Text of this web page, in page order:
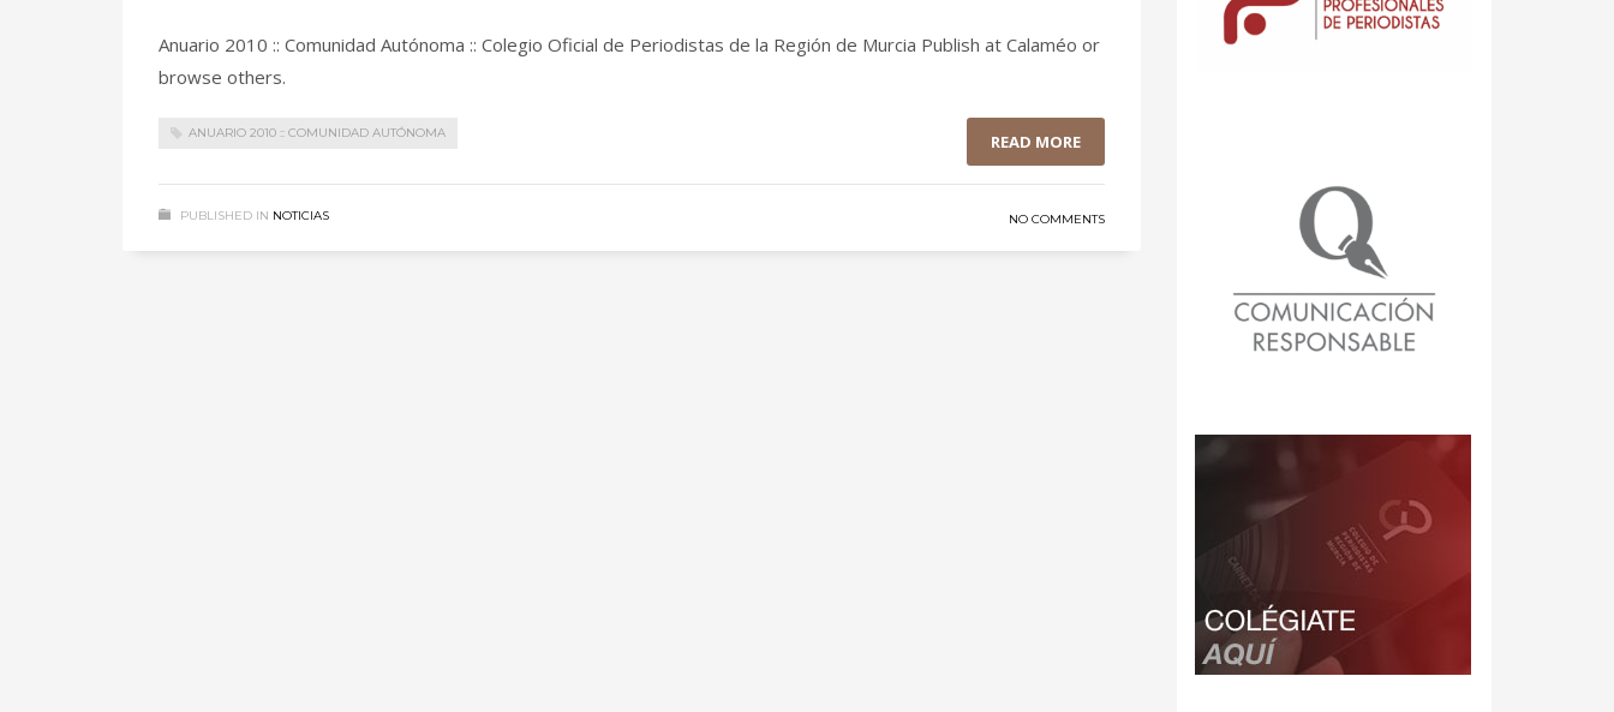
Anuario 2010 :: Comunidad Autónoma :: Colegio Oficial de Periodistas de la Región de Murcia Publish at Calaméo or
browse others.
ANUARIO 2010 :: COMUNIDAD AUTÓNOMA READ MORE
PUBLISHED IN NOTICIAS NO COMMENTS